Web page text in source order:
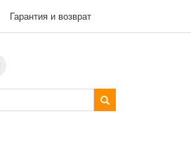
Гарантия и возврат